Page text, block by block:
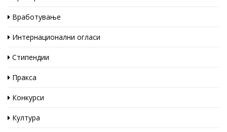
Вработување
Интернационални огласи
Стипендии
Пракса
Конкурси
Култура